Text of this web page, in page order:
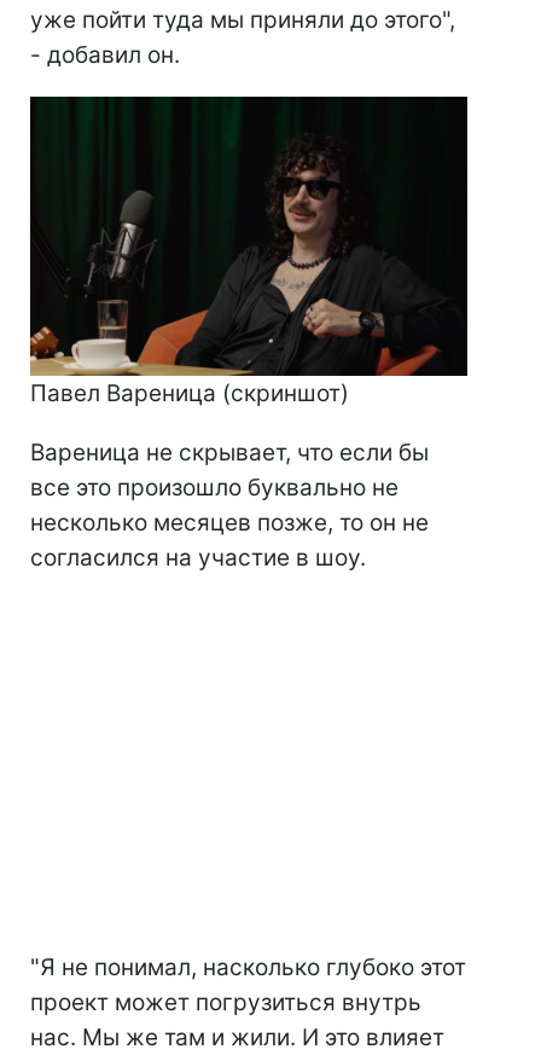
уже пойти туда мы приняли до этого",
- добавил он.
Павел Вареница (скриншот)
Вареница не скрывает, что если бы
все это произошло буквально не
несколько месяцев позже, то он не
согласился на участие в шоу.
"Я не понимал, насколько глубоко этот
проект может погрузиться внутрь
нас. Мы же там и жили. И это влияет